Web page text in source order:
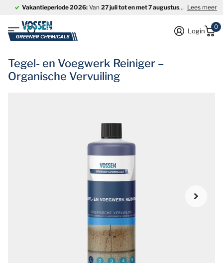
Vakantieperiode 2026: Van 27 juli tot en met 7 augustusis ons bedrijf
Lees meer
Login
0
Tegel- en Voegwerk Reiniger –
Organische Vervuiling